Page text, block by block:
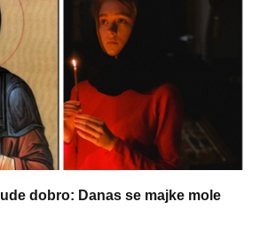
dobro: Danas se majke mole